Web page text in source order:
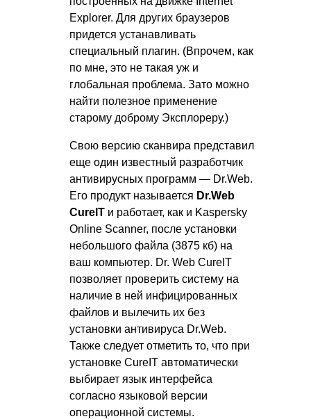
Explorer. Для других браузеров
придется устанавливать
специальный плагин. (Впрочем, как
по мне, это не такая уж и
глобальная проблема. Зато можно
найти полезное применение
старому доброму Эксплореру.)
Свою версию сканвира представил
еще один известный разработчик
антивирусных программ — Dr.Web.
Его продукт называется Dr.Web
CureIT и работает, как и Kaspersky
Online Scanner, после установки
небольшого файла (3875 кб) на
ваш компьютер. Dr. Web CureIT
позволяет проверить систему на
наличие в ней инфицированных
файлов и вылечить их без
установки антивируса Dr.Web.
Также следует отметить то, что при
установке CureIT автоматически
выбирает язык интерфейса
согласно языковой версии
операционной системы.